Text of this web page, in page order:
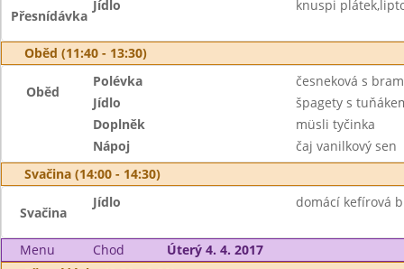
Přesnídávka
Jídlo knuspi
Oběd (11:40 - 13:30)
Oběd
Polévka
česneková s
Jídlo
špagety s
Doplněk
müsli tyčinka
Nápoj
čaj vanilkový sen
Svačina (14:00 - 14:30)
Svačina
Jídlo domácí kefírová
Menu Chod
Úterý 4. 4. 2017